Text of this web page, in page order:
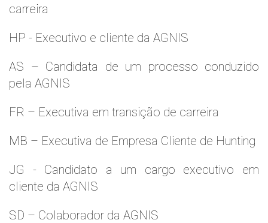
carreira
HP - Executivo e cliente da AGNIS
AS – Candidata de um processo conduzido
pela AGNIS
FR – Executiva em transição de carreira
MB – Executiva de Empresa Cliente de Hunting
JG - Candidato a um cargo executivo em
cliente da AGNIS
SD – Colaborador da AGNIS